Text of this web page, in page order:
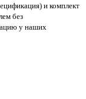
и комплект
без
у наших